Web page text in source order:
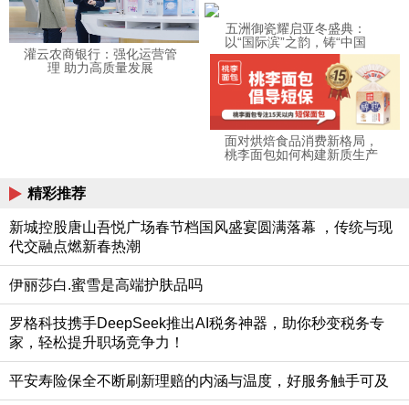
灌云农商银行：强化运营管
理 助力高质量发展
五洲御瓷耀启亚冬盛典：
以“国际滨”之韵，铸“中国
白”之魂
面对烘焙食品消费新格局，
桃李面包如何构建新质生产
精彩推荐
新城控股唐山吾悦广场春节档国风盛宴圆满落幕 ，传统与现
代交融点燃新春热潮
伊丽莎白.蜜雪是高端护肤品吗
罗格科技携手DeepSeek推出AI税务神器，助你秒变税务专
家，轻松提升职场竞争力！
平安寿险保全不断刷新理赔的内涵与温度，好服务触手可及